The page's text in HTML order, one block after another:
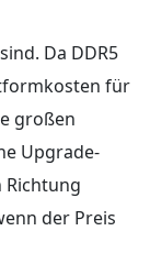
Da DDR5
für
großen
Upgrade-
Richtung
der Preis